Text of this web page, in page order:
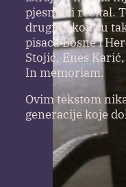
pjesnički recital.
drugim, koji su
pisaca Bosne i
Stojić, Enes
In memoriam.
Ovim tekstom
generacije koje